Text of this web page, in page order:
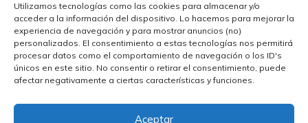
Utilizamos tecnologías como las cookies para almacenar y/o
acceder a la información del dispositivo. Lo hacemos para mejorar la
experiencia de navegación y para mostrar anuncios (no)
personalizados. El consentimiento a estas tecnologías nos permitirá
procesar datos como el comportamiento de navegación o los ID's
únicos en este sitio. No consentir o retirar el consentimiento, puede
afectar negativamente a ciertas características y funciones.
Aceptar
Aviso legal
Politica de cookies
Politica de ventas
Politica de confidencialidad